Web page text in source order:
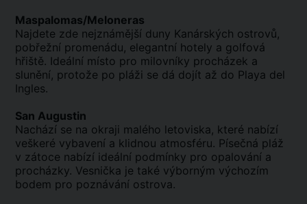
Maspalomas/Meloneras
Najdete zde nejznámější duny Kanárských ostrovů,
pobřežní promenádu, elegantní hotely a golfová
hřiště. Ideální místo pro milovníky procházek a
slunění, protože po pláži se dá dojít až do Playa del
Ingles.
San Augustin
Nachází se na okraji malého letoviska, které nabízí
veškeré vybavení a klidnou atmosféru. Písečná pláž
v zátoce nabízí ideální podmínky pro opalování a
procházky. Vesnička je také výborným výchozím
bodem pro poznávání ostrova.